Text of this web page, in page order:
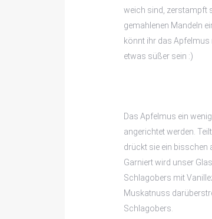
weich sind, zerstampft
gemahlenen Mandeln
könnt ihr das
etwas süßer sein :)
Das Apfelmus ein
angerichtet werden.
drückt sie ein bisschen
Garniert wird unser
Schlagobers mit
Muskatnuss
Schlagobers.